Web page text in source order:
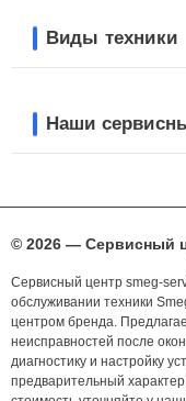
Виды техники
Наши
© 2026 — Сервисный
Сервисный центр smeg-
обслуживании техники
центром бренда.
неисправностей после
диагностику и настройку
предварительный